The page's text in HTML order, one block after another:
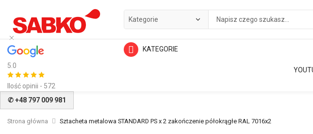
5.0
Ilość opinii - 572
KATEGORIE
✆ +48 797 009 981
Strona główna Sztacheta metalowa STANDARD PS x 2 zakończenie półokrągłe RAL 7016x2